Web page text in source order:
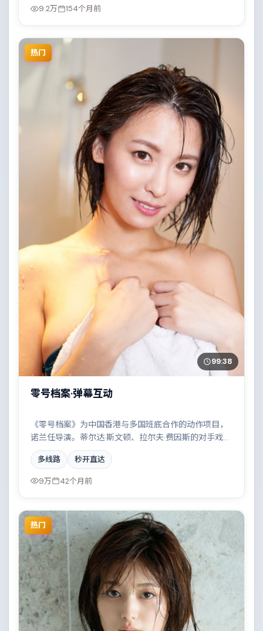
9.2万 154个月前
热门
99:38
零号档案·弹幕互动
《零号档案》为中国香港与多国班底合作的动作项目，
诺兰任导演。蒂尔达·斯文顿、拉尔夫·费因斯的对手戏成
为全片高光，科技伦理与情感羁绊形成强烈对撞。配乐
与摄影风格统一，具备院线质感。
多线路 秒开直达
9万 42个月前
热门